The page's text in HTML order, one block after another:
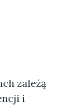
zależą
i